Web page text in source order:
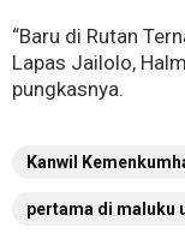
“Baru di Rutan
Lapas Jailolo,
pungkasnya.
Kanwil
pertama di maluku